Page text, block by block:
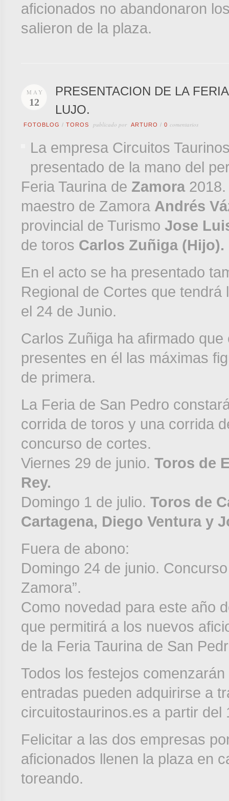
aficionados no abandonaron
salieron de la plaza.
MAY
12
PRESENTACION DE LA
LUJO.
FOTOBLOG / TOROS publicado por ARTURO / 0 comentarios
La empresa Circuitos
presentado de la mano del
Feria Taurina de Zamora2018.
maestro de Zamora Andrés
provincial de Turismo Jose
de toros Carlos Zuñiga (Hijo).
En el acto se ha presentado
Regional de Cortes que
el 24 de Junio.
Carlos Zuñiga ha afirmado
presentes en él las máximas
de primera.
La Feria de San Pedro
corrida de toros y una corrida
concurso de cortes.
Viernes 29 de junio. Toros de
Rey.
Domingo 1 de julio. Toros de
Cartagena, Diego Ventura y
Fuera de abono:
Domingo 24 de junio.
Zamora”.
Como novedad para este año
que permitirá a los nuevos
de la Feria Taurina de San
Todos los festejos
entradas pueden adquirirse a
circuitostaurinos.es a partir del
Felicitar a las dos empresas
aficionados llenen la plaza en
toreando.